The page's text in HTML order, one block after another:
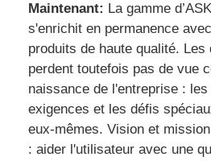
Maintenant: La gamme
s'enrichit en permanence
produits de haute qualité. Les
perdent toutefois pas de vue
naissance de l'entreprise :
exigences et les défis
eux-mêmes. Vision et
: aider l'utilisateur avec une